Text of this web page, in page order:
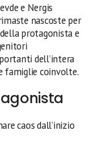
e Nergis
nascoste per
protagonista e
dell’intera
famiglie coinvolte.
caos dall’inizio